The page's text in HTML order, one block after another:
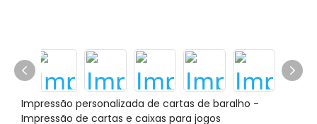
Impressão personalizada de cartas de baralho -
Impressão de cartas e caixas para jogos